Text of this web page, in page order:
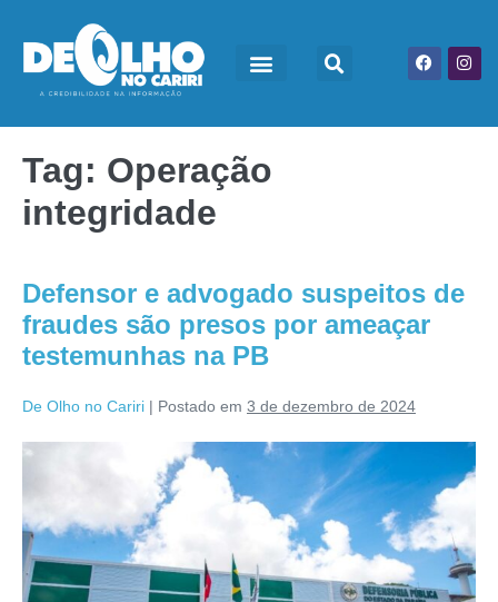
Tag: Operação
integridade
Defensor e advogado suspeitos de
fraudes são presos por ameaçar
testemunhas na PB
De Olho no Cariri | Postado em 3 de dezembro de 2024